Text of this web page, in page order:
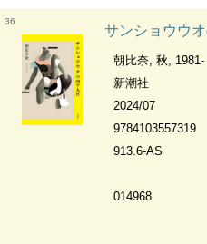
36
サンショウウ
朝比奈, 秋, 1981-
新潮社
2024/07
9784103557319
913.6-AS
014968